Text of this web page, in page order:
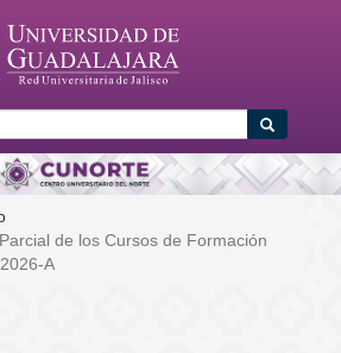
Buscar
de los Cursos de Formación
A